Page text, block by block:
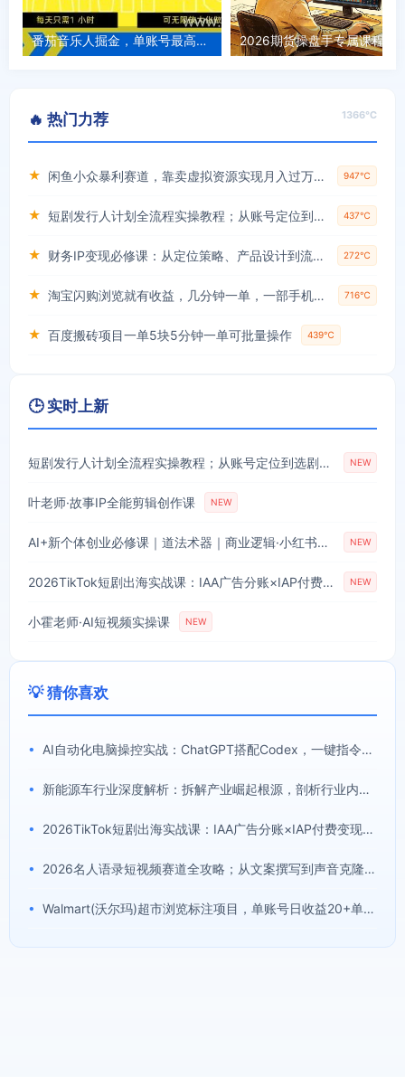
番茄音乐人掘金，单账号最高可撸1k+，可无限矩阵去做，零投入
🔥 热门力荐 1366℃
★ 闲鱼小众暴利赛道，靠卖虚拟资源实现月入过万，谁做谁赚钱 947℃
★ 短剧发行人计划全流程实操教程；从账号定位到选剧剪辑再到发布技巧，零基础也能快速上手出单 437℃
★ 财务IP变现必修课：从定位策略、产品设计到流量变现形成完整闭环 272℃
★ 淘宝闪购浏览就有收益，几分钟一单，一部手机就可操作，操作简单，小白轻松日入3张【揭秘】 716℃
★ 百度搬砖项目一单5块5分钟一单可批量操作 439℃
🕒 实时上新
短剧发行人计划全流程实操教程；从账号定位到选剧剪辑再到发布技巧，零基础也能快速上手出单 NEW
叶老师·故事IP全能剪辑创作课 NEW
AI+新个体创业必修课｜道法术器｜商业逻辑·小红书流量·AI智能体｜低成本打造个人变现小生意全套教学 NEW
2026TikTok短剧出海实战课：IAA广告分账×IAP付费变现×账号搭建×平台规则×双轨爆发×回款全流程 NEW
小霍老师·AI短视频实操课 NEW
💡 猜你喜欢
• AI自动化电脑操控实战：ChatGPT搭配Codex，一键指令远程自动操控电脑完成工作
• 新能源车行业深度解析：拆解产业崛起根源，剖析行业内卷与海外贸易争端现状
• 2026TikTok短剧出海实战课：IAA广告分账×IAP付费变现×账号搭建×平台规则×双轨爆发×回款全流程
• 2026名人语录短视频赛道全攻略；从文案撰写到声音克隆部署，系统掌握涨粉变现双赢制作技术
• Walmart(沃尔玛)超市浏览标注项目，单账号日收益20+单电脑日收益可达800+带分佣机制【揭秘】